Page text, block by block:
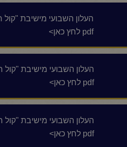
העלון השבועי מישיבת
pdf לחץ כאן>
העלון השבועי מישיבת
pdf לחץ כאן>
העלון השבועי מישיבת
pdf לחץ כאן>